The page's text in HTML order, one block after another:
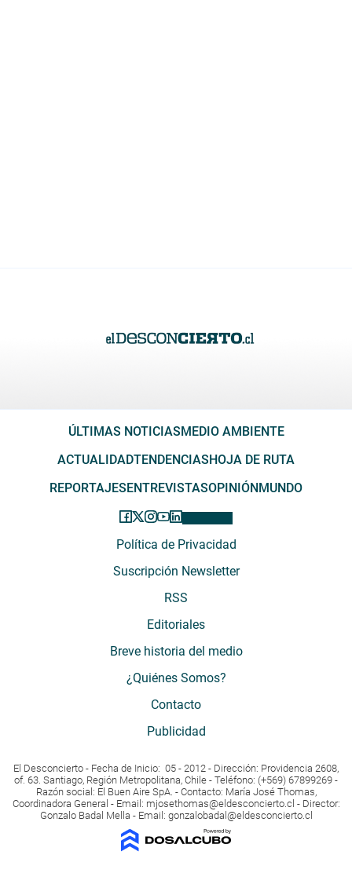
ÚLTIMAS NOTICIASMEDIO AMBIENTE
ACTUALIDADTENDENCIASHOJA DE RUTA
REPORTAJESENTREVISTASOPINIÓNMUNDO
Política de Privacidad
Suscripción Newsletter
RSS
Editoriales
Breve historia del medio
¿Quiénes Somos?
Contacto
Publicidad
El Desconcierto - Fecha de Inicio: 05 - 2012 - Dirección: Providencia 2608,
of. 63. Santiago, Región Metropolitana, Chile - Teléfono: (+569) 67899269 -
Razón social: El Buen Aire SpA. - Contacto: María José Thomas,
Coordinadora General - Email: mjosethomas@eldesconcierto.cl - Director:
Gonzalo Badal Mella - Email: gonzalobadal@eldesconcierto.cl